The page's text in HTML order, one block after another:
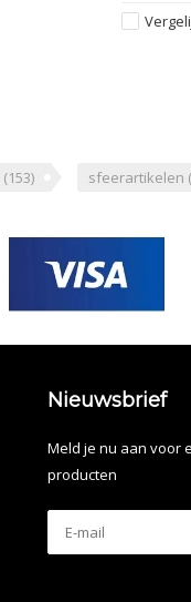
(153) sfeerartikelen
Nieuwsbrief
Meld je nu aan voor
producten